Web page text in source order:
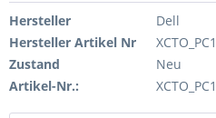
Hersteller
Dell
Hersteller Artikel Nr
Zustand
Neu
Artikel-Nr.: